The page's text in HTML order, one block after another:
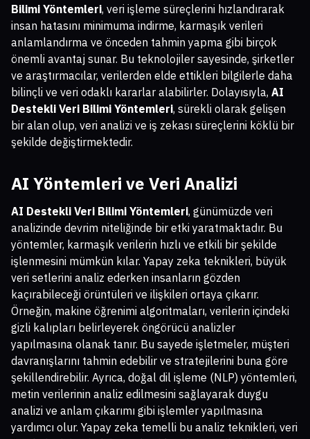
Bilimi Yöntemleri, veri işleme süreçlerini hızlandırarak
insan hatasını minimuma indirme, karmaşık verileri
anlamlandırma ve önceden tahmin yapma gibi birçok
önemli avantaj sunar. Bu teknolojiler sayesinde, şirketler
ve araştırmacılar, verilerden elde ettikleri bilgilerle daha
bilinçli ve veri odaklı kararlar alabilirler. Dolayısıyla, AI
Destekli Veri Bilimi Yöntemleri, sürekli olarak gelişen
bir alan olup, veri analizi ve iş zekası süreçlerini köklü bir
şekilde değiştirmektedir.
AI Yöntemleri ve Veri Analizi
AI Destekli Veri Bilimi Yöntemleri, günümüzde veri
analizinde devrim niteliğinde bir etki yaratmaktadır. Bu
yöntemler, karmaşık verilerin hızlı ve etkili bir şekilde
işlenmesini mümkün kılar. Yapay zeka teknikleri, büyük
veri setlerini analiz ederken insanların gözden
kaçırabileceği örüntüleri ve ilişkileri ortaya çıkarır.
Örneğin, makine öğrenimi algoritmaları, verilerin içindeki
gizli kalıpları belirleyerek öngörücü analizler
yapılmasına olanak tanır. Bu sayede işletmeler, müşteri
davranışlarını tahmin edebilir ve stratejilerini buna göre
şekillendirebilir. Ayrıca, doğal dil işleme (NLP) yöntemleri,
metin verilerinin analiz edilmesini sağlayarak duygu
analizi ve anlam çıkarımı gibi işlemler yapılmasına
yardımcı olur. Yapay zeka temelli bu analiz teknikleri, veri